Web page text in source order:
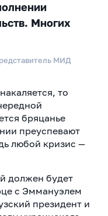
Многих
МИД
то
бряцанье
преуспевают
любой кризис —
должен будет
с Эммануэлем
президент и